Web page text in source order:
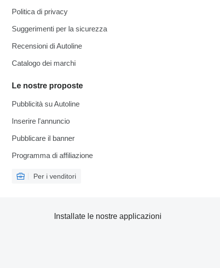
Politica di privacy
Suggerimenti per la sicurezza
Recensioni di Autoline
Catalogo dei marchi
Le nostre proposte
Pubblicità su Autoline
Inserire l'annuncio
Pubblicare il banner
Programma di affiliazione
Per i venditori
Installate le nostre applicazioni